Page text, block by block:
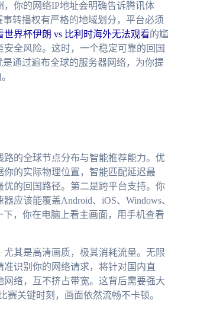
你的网络IP地址会明确告诉腾讯体
转播权有严格的地域划分，平台必须
世界杯伊朗 vs 比利时海外无法观看的尴
全风险。这时，一个稳定可靠的回国
通过遍布全球的服务器网络，为你提
的全球节点分布与智能推荐能力。优
的实际物理位置，智能匹配延迟最
的回国路径。第二是跨平台支持。你
应该能覆盖Android、iOS、Windows、
，你在电脑上看主画面，用手机查看
其是高清画质，极其消耗流量。无限
识别你的网络请求，将针对国内直
络，互不挤占带宽。这背后需要强大
关键时刻，画面依然流畅不卡顿。